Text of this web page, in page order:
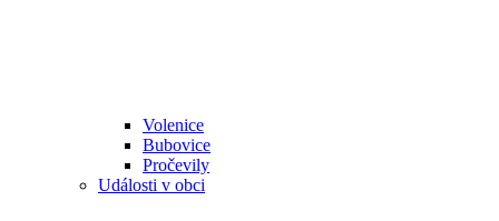
Volenice
Bubovice
Pročevily
Události v obci